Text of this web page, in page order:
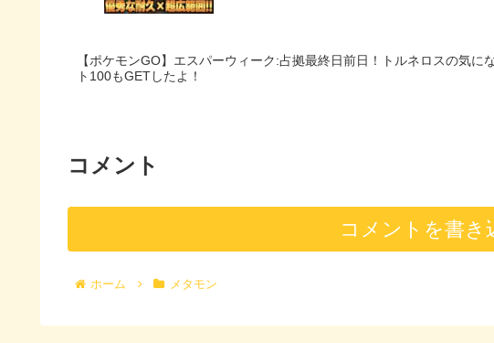
【ポケモンGO】エスパーウィーク:占拠最終日前日！トルネロスの気に
ト100もGETしたよ！
コメント
コメントを書き
ホーム メタモン